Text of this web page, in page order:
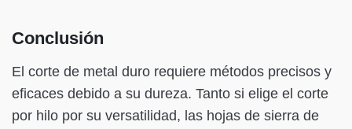
Conclusión
El corte de metal duro requiere métodos precisos y
eficaces debido a su dureza. Tanto si elige el corte
por hilo por su versatilidad, las hojas de sierra de